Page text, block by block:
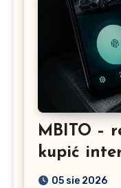
MBITO –
kupić
05 sie 2026